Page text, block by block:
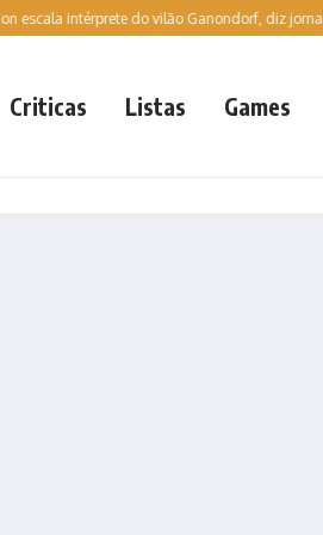
intérprete do vilão Ganondorf, diz jornalista
Criticas Listas Games